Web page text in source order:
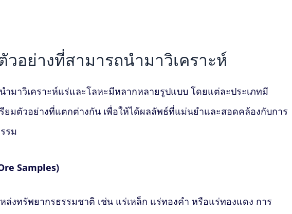
วอย่างที่สามารถนำมาวิเคราะห์
ำมาวิเคราะห์แร่และโลหะมีหลากหลายรูปแบบ โดยแต่ละประเภทมี
ยมตัวอย่างที่แตกต่างกัน เพื่อให้ได้ผลลัพธ์ที่แม่นยำและสอดคล้องกับการ
รม
Samples)
ล่งทรัพยากรธรรมชาติ เช่น แร่เหล็ก แร่ทองคำ หรือแร่ทองแดง การ